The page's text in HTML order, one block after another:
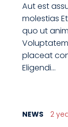
Aut est
molestias
quo ut
placeat
Eligendi…
NEWS 2